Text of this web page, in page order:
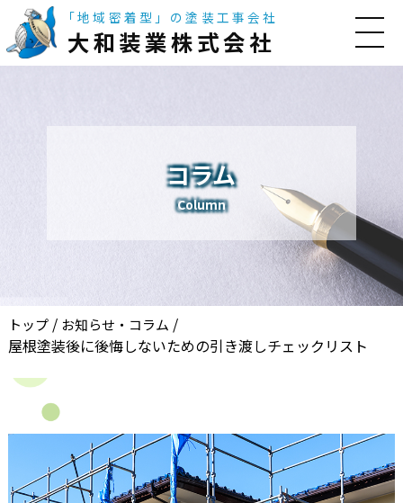
「地域密着型」の塗装工事会社
大和装業株式会社
コラム
Column
トップ/ お知らせ・コラム /
屋根塗装後に後悔しないための引き渡しチェックリスト